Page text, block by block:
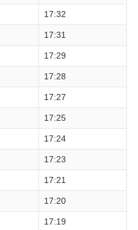
17:32
17:31
17:29
17:28
17:27
17:25
17:24
17:23
17:21
17:20
17:19